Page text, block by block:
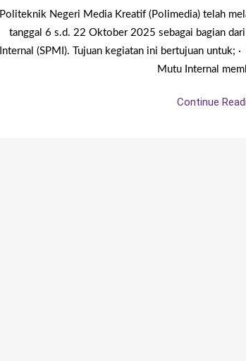
Politeknik Negeri Media Kreatif (Polimedia) telah
tanggal 6 s.d. 22 Oktober 2025 sebagai bagian
Internal (SPMI). Tujuan kegiatan ini bertujuan untuk;
Mutu Internal
Continue